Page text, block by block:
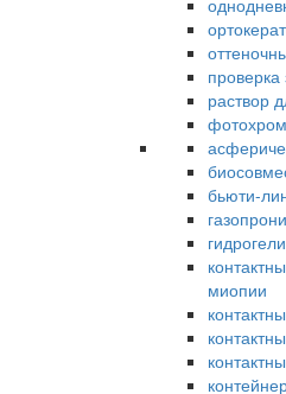
проверка
раствор
бьюти-
гидрогели
миопии